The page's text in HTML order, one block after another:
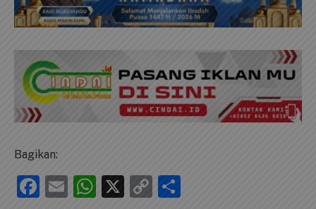
Bagikan:
Facebook
EmailWhatsApp
X
Copy